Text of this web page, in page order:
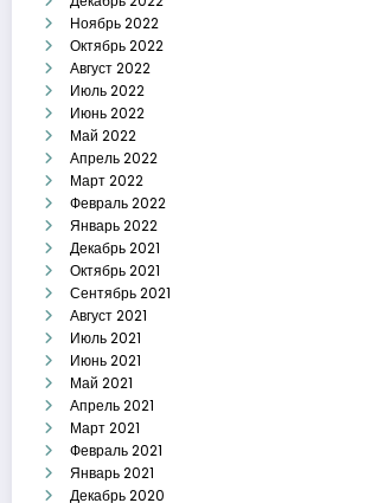
Ноябрь 2022
Октябрь 2022
Август 2022
Июль 2022
Июнь 2022
Май 2022
Апрель 2022
Март 2022
Февраль 2022
Январь 2022
Декабрь 2021
Октябрь 2021
Сентябрь 2021
Август 2021
Июль 2021
Июнь 2021
Май 2021
Апрель 2021
Март 2021
Февраль 2021
Январь 2021
Декабрь 2020